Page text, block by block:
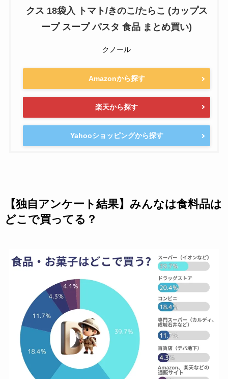
クス 18袋入 トマト/きのこ/たらこ (カップス
ープ スープ パスタ 食品 まとめ買い)
クノール
Amazonから探す
楽天から探す
Yahooショッピングから探す
【独自アンケート結果】みんなは食料品は
どこで買ってる？